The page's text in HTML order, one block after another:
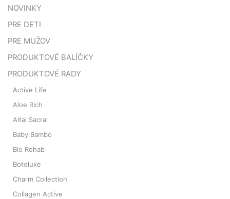
NOVINKY
PRE DETI
PRE MUŽOV
PRODUKTOVÉ BALÍČKY
PRODUKTOVÉ RADY
Active Life
Aloe Rich
Altai Sacral
Baby Bambo
Bio Rehab
Botoluxe
Charm Collection
Collagen Active